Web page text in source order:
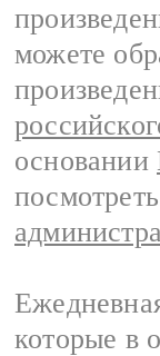
можете
основании
которые в